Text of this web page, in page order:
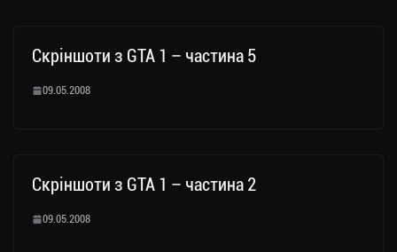
Скріншоти з GTA 1 – частина 5
09.05.2008
Скріншоти з GTA 1 – частина 2
09.05.2008